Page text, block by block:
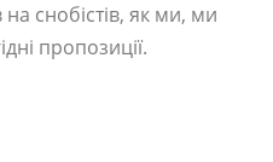
снобістів, як ми, ми
пропозиції.